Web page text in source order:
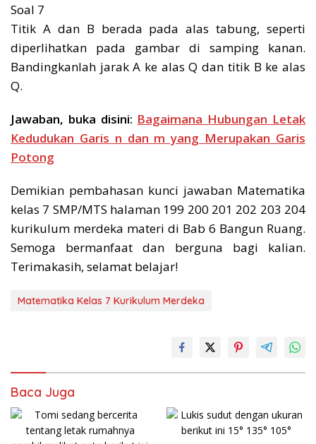
Soal 7
Titik A dan B berada pada alas tabung, seperti
diperlihatkan pada gambar di samping kanan.
Bandingkanlah jarak A ke alas Q dan titik B ke alas
Q.
Jawaban, buka disini: Bagaimana Hubungan Letak
Kedudukan Garis n dan m yang Merupakan Garis
Potong
Demikian pembahasan kunci jawaban Matematika
kelas 7 SMP/MTS halaman 199 200 201 202 203 204
kurikulum merdeka materi di Bab 6 Bangun Ruang.
Semoga bermanfaat dan berguna bagi kalian.
Terimakasih, selamat belajar!
Matematika Kelas 7 Kurikulum Merdeka
Baca Juga